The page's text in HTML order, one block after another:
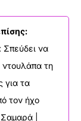
Σπεύδει να
ντουλάπα τη
για τα
τον ήχο
|